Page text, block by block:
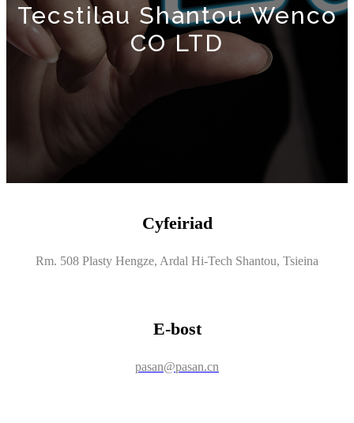
Tecstilau Shantou Wenco
CO LTD
Cyfeiriad
Rm. 508 Plasty Hengze, Ardal Hi-Tech Shantou, Tsieina
E-bost
pasan@pasan.cn